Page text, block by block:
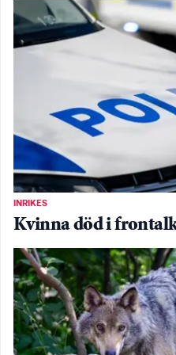
INRIKES
Kvinna död i